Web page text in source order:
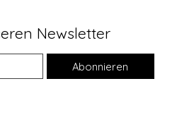
Newsletter
Abonnieren